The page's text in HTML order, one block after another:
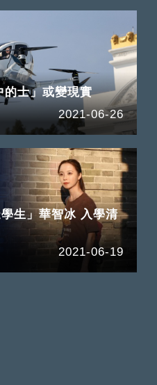
的士」或變現實
2021-06-26
生」華智冰 入學清
2021-06-19